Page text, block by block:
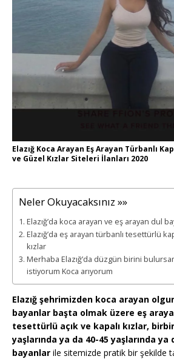
Elazığ Koca Arayan Eş Arayan Türbanlı
ve Güzel Kızlar Siteleri İlanları 2020
Neler Okuyacaksınız »»
Elazığ’da koca arayan ve eş arayan dul
Elazığ’da eş arayan türbanlı tesettürlü
kızlar
Merhaba Elazığ’da düzgün birini
istiyorum Koca arıyorum
Elazığ şehrimizden koca arayan
bayanlar başta olmak üzere eş
tesettürlü açık ve kapalı kızlar,
yaşlarında ya da 40-45 yaşlarında ya
bayanlar ile sitemizde pratik bir şekilde